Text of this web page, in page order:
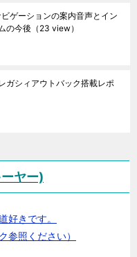
ゲーションの案内音声とイン
の今後 （23 view）
ガシィアウトバック搭載レポ
ヤー)
好きです。
参照ください）